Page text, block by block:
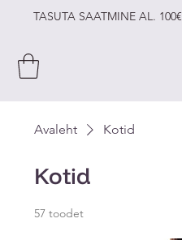
TASUTA SAATMINE AL. 100€
Avaleht Kotid
Kotid
57 toodet